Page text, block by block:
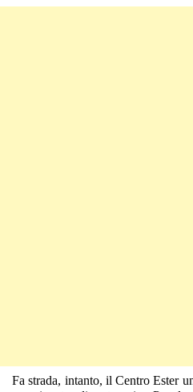
Fa strada, intanto, il Centro Ester